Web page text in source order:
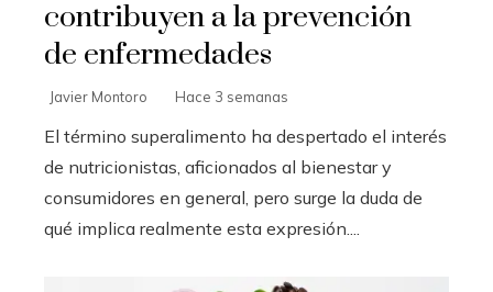
contribuyen a la prevención
de enfermedades
Javier Montoro Hace 3 semanas
El término superalimento ha despertado el interés
de nutricionistas, aficionados al bienestar y
consumidores en general, pero surge la duda de
qué implica realmente esta expresión....